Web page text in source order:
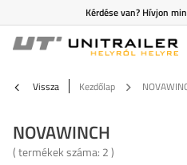
Kérdése van? Hívjon
Vissza Kezdőlap
NOVAWINCH
( termékek száma: 2)